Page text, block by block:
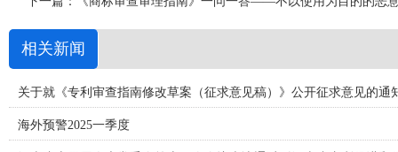
相关新闻
关于就《专利审查指南修改草案（征求意见稿）》公开征求意见的通
海外预警2025一季度